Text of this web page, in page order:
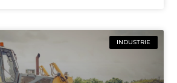
INDUSTRIE